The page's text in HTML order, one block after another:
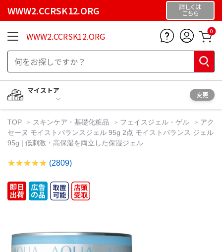
WWW2.CCRSK12.ORG 詳しくは
こちら
WWW2.CCRSK12.ORG 0
マイストア
変更
TOP スキンケア・基礎化粧品 フェイスジェル・ゲル
アク
セーヌ モイストバランスジェル 95g 2点 モイストバランス ジェル
95g | 低刺激・高保湿を両立した保湿ジェル
(2809)